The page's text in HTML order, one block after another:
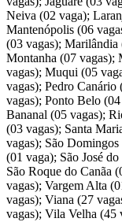
Neiva (02 vaga);
Mantenópolis (06
(03 vagas);
Montanha (07 vagas);
vagas); Muqui (05
vagas); Pedro Canário
vagas); Ponto Belo
Bananal (05 vagas);
(03 vagas); Santa
vagas); São
(01 vaga); São José
São Roque do Canãa
vagas); Vargem Alta
vagas); Viana (27
vagas); Vila Velha (45